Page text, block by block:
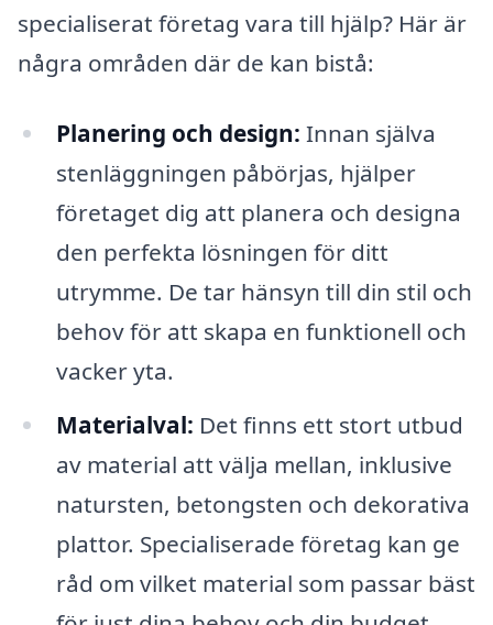
specialiserat företag vara till hjälp? Här är
några områden där de kan bistå:
Planering och design: Innan själva
stenläggningen påbörjas, hjälper
företaget dig att planera och designa
den perfekta lösningen för ditt
utrymme. De tar hänsyn till din stil och
behov för att skapa en funktionell och
vacker yta.
Materialval: Det finns ett stort utbud
av material att välja mellan, inklusive
natursten, betongsten och dekorativa
plattor. Specialiserade företag kan ge
råd om vilket material som passar bäst